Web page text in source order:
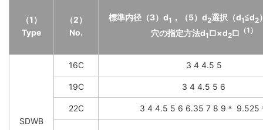
（1）
Type
（2）
No.
標準内径（3）d1 ，（5）d2選択（d1≦d2
穴の指定方法d1□×d2□ （1）
SDWB
16C 3 4 4.5 5
19C 3 4 4.5 5 6
22C 3 4 4.5 5 6 6.35 7 8 9＊ 9.525